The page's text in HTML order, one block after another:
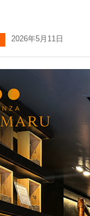
2026年5月11日